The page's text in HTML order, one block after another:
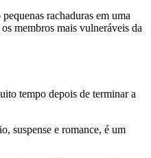
rachaduras em uma
membros mais vulneráveis da
tempo depois de terminar a
suspense e romance, é um